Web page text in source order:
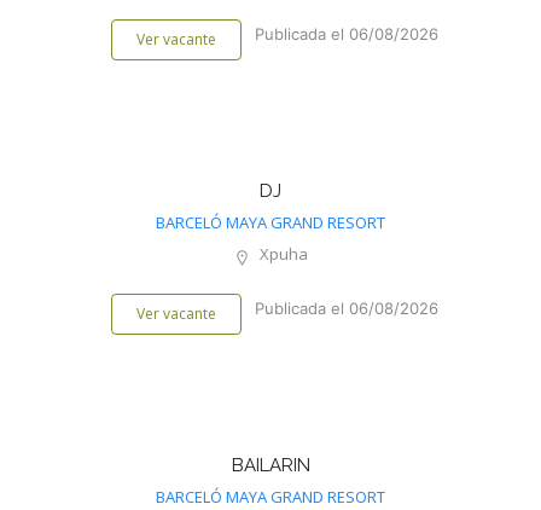
Ver vacante Publicada el 06/08/2026
DJ
BARCELÓ MAYA GRAND RESORT
Xpuha
Ver vacante Publicada el 06/08/2026
BAILARIN
BARCELÓ MAYA GRAND RESORT